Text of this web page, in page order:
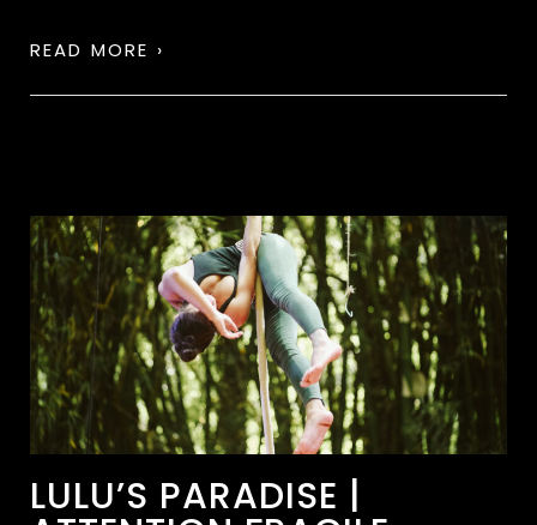
READ MORE ›
LULU’S PARADISE |